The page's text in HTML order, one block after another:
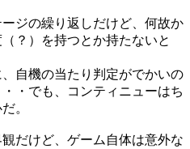
ジの繰り返しだけど、何故か
？）を持つとか持たないと
自機の当たり判定がでかいの
・でも、コンティニューはち
。
だけど、ゲーム自体は意外な